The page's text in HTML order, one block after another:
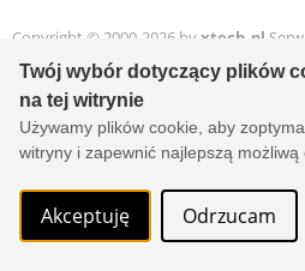
Twój wybór dotyczący plików
na tej witrynie
Używamy plików cookie, aby
witryny i zapewnić najlepszą możliwą
Akceptuję Odrzucam
Copyright © 2000-2026 byxtech.pl
Wszelkie prawa zastrzeżone. Ver.
Created by:it.xtech.pl - Software House